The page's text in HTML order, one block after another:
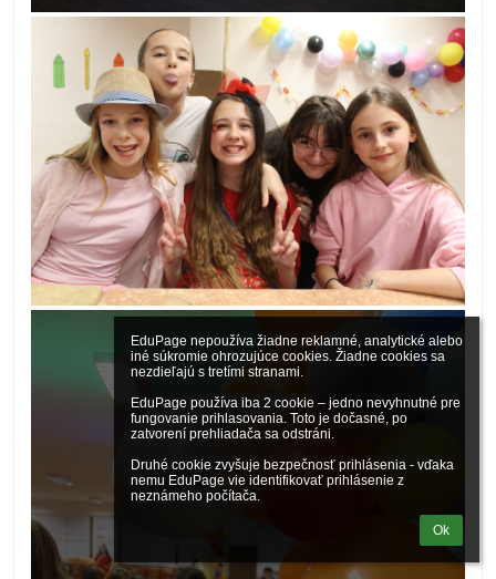
EduPage nepoužíva žiadne reklamné, analytické alebo
iné súkromie ohrozujúce cookies. Žiadne cookies sa
nezdieľajú s tretími stranami.
EduPage používa iba 2 cookie – jedno nevyhnutné pre
fungovanie prihlasovania. Toto je dočasné, po
zatvorení prehliadača sa odstráni.
Druhé cookie zvyšuje bezpečnosť prihlásenia - vďaka
nemu EduPage vie identifikovať prihlásenie z
neznámeho počítača.
Ok